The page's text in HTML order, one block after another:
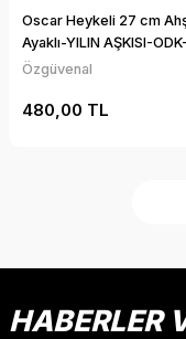
Oscar Heykeli 27 cm
Ayaklı-YILIN AŞKISI-
Özgüvenal
480,00 TL
HABERLER